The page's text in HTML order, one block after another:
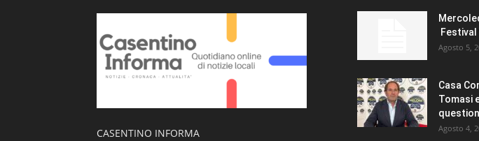
CASENTINO INFORMA
Agosto 5,
Casa
Tomasi
Agosto 4,